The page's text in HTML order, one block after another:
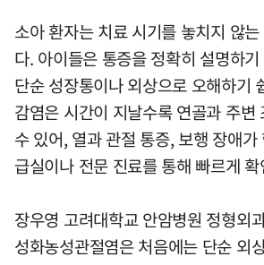
소아 환자는 치료 시기를 놓치지 않
다. 아이들은 통증을 정확히 설명하
단순 성장통이나 외상으로 오해하기
감염은 시간이 지날수록 연골과 주변
수 있어, 열과 관절 통증, 보행 장애
급실이나 전문 진료를 통해 빠르게
장우영 고려대학교 안암병원 정형외
성화농성관절염은 처음에는 단순 외